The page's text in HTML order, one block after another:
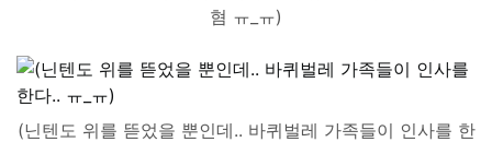
혐 ㅠ_ㅠ)
(닌텐도 위를 뜯었을 뿐인데.. 바퀴벌레 가족들이 인사를 한